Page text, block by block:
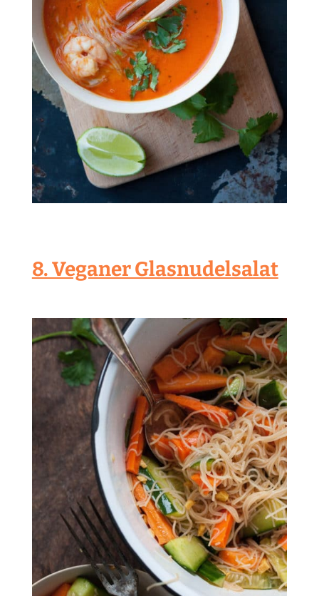
8. Veganer Glasnudelsalat